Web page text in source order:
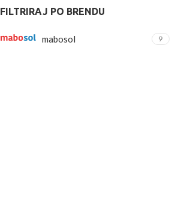
FILTRIRAJ PO BRENDU
mabosol 9